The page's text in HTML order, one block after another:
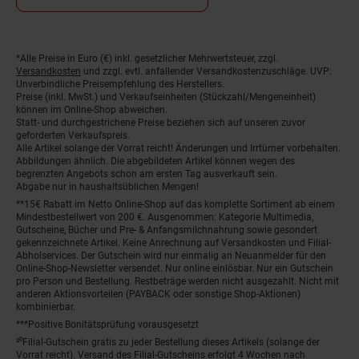
Fußnoten
*Alle Preise in Euro (€) inkl. gesetzlicher Mehrwertsteuer, zzgl.
Versandkosten und zzgl. evtl. anfallender Versandkostenzuschläge. UVP:
Unverbindliche Preisempfehlung des Herstellers.
Preise (inkl. MwSt.) und Verkaufseinheiten (Stückzahl/Mengeneinheit)
können im Online-Shop abweichen.
Statt- und durchgestrichene Preise beziehen sich auf unseren zuvor
geforderten Verkaufspreis.
Alle Artikel solange der Vorrat reicht! Änderungen und Irrtümer vorbehalten.
Abbildungen ähnlich. Die abgebildeten Artikel können wegen des
begrenzten Angebots schon am ersten Tag ausverkauft sein.
Abgabe nur in haushaltsüblichen Mengen!
**15€ Rabatt im Netto Online-Shop auf das komplette Sortiment ab einem
Mindestbestellwert von 200 €. Ausgenommen: Kategorie Multimedia,
Gutscheine, Bücher und Pre- & Anfangsmilchnahrung sowie gesondert
gekennzeichnete Artikel. Keine Anrechnung auf Versandkosten und Filial-
Abholservices. Der Gutschein wird nur einmalig an Neuanmelder für den
Online-Shop-Newsletter versendet. Nur online einlösbar. Nur ein Gutschein
pro Person und Bestellung. Restbeträge werden nicht ausgezahlt. Nicht mit
anderen Aktionsvorteilen (PAYBACK oder sonstige Shop-Aktionen)
kombinierbar.
***Positive Bonitätsprüfung vorausgesetzt
²⁰Filial-Gutschein gratis zu jeder Bestellung dieses Artikels (solange der
Vorrat reicht). Versand des Filial-Gutscheins erfolgt 4 Wochen nach